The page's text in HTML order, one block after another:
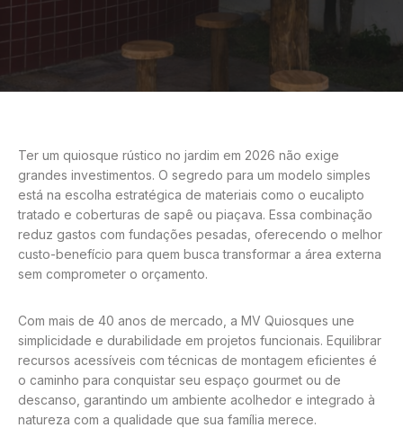
Ter um quiosque rústico no jardim em 2026 não exige
grandes investimentos. O segredo para um modelo simples
está na escolha estratégica de materiais como o eucalipto
tratado e coberturas de sapê ou piaçava. Essa combinação
reduz gastos com fundações pesadas, oferecendo o melhor
custo-benefício para quem busca transformar a área externa
sem comprometer o orçamento.
Com mais de 40 anos de mercado, a MV Quiosques une
simplicidade e durabilidade em projetos funcionais. Equilibrar
recursos acessíveis com técnicas de montagem eficientes é
o caminho para conquistar seu espaço gourmet ou de
descanso, garantindo um ambiente acolhedor e integrado à
natureza com a qualidade que sua família merece.